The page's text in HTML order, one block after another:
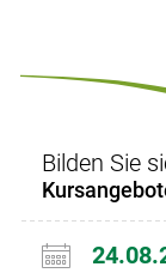
Bilden Sie